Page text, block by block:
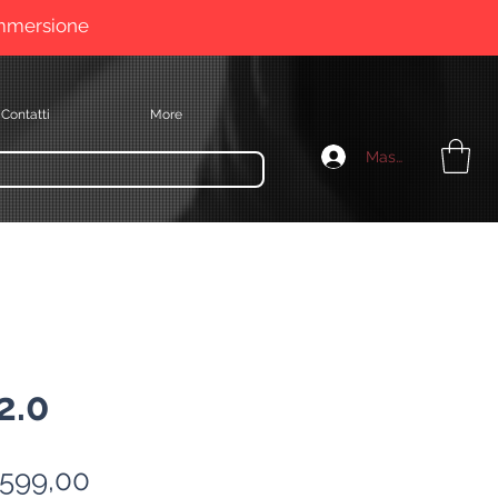
Contatti More
Masuk